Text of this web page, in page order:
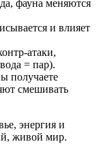
фауна меняются
и влияет
атаки,
= пар).
получаете
смешивать
энергия и
живой мир.